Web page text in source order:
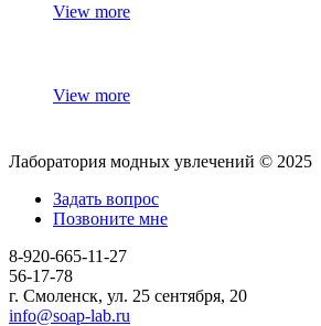
View more
View more
Лаборатория модных увлечений © 2025
Задать вопрос
Позвоните мне
8-920-665-11-27
56-17-78
г. Смоленск, ул. 25 сентября, 20
info@soap-lab.ru